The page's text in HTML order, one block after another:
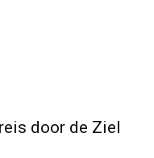
door de Ziel